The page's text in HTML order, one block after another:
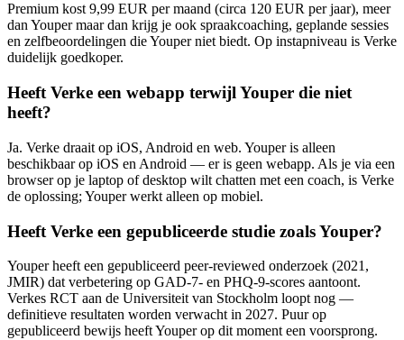
Premium kost 9,99 EUR per maand (circa 120 EUR per jaar), meer
dan Youper maar dan krijg je ook spraakcoaching, geplande sessies
en zelfbeoordelingen die Youper niet biedt. Op instapniveau is Verke
duidelijk goedkoper.
Heeft Verke een webapp terwijl Youper die niet
heeft?
Ja. Verke draait op iOS, Android en web. Youper is alleen
beschikbaar op iOS en Android — er is geen webapp. Als je via een
browser op je laptop of desktop wilt chatten met een coach, is Verke
de oplossing; Youper werkt alleen op mobiel.
Heeft Verke een gepubliceerde studie zoals Youper?
Youper heeft een gepubliceerd peer-reviewed onderzoek (2021,
JMIR) dat verbetering op GAD-7- en PHQ-9-scores aantoont.
Verkes RCT aan de Universiteit van Stockholm loopt nog —
definitieve resultaten worden verwacht in 2027. Puur op
gepubliceerd bewijs heeft Youper op dit moment een voorsprong.